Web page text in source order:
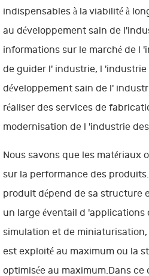
indispensables à la viabilité à
au développement sain de
informations sur le marché de l
de guider l' industrie, l 'industrie
développement sain de l'
réaliser des services de
modernisation de l 'industrie
Nous savons que les matériaux
sur la performance des
produit dépend de sa structure
un large éventail d 'applications
simulation et de
est exploité au maximum ou la
optimisée au maximum.Dans